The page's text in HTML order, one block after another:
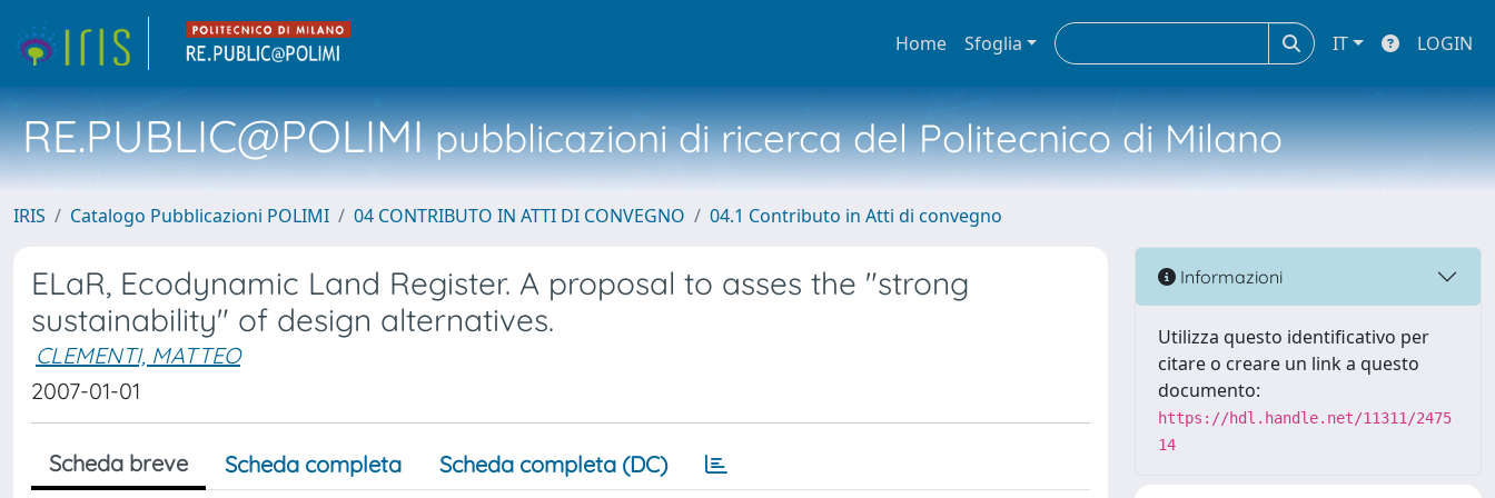
Home Sfoglia IT LOGIN
RE.PUBLIC@POLIMIpubblicazioni di ricerca del Politecnico di Milano
IRIS Catalogo Pubblicazioni POLIMI 04 CONTRIBUTO IN ATTI DI CONVEGNO 04.1 Contributo in Atti di convegno
ELaR, Ecodynamic Land Register. A proposal to asses the "strong
sustainability" of design alternatives.
CLEMENTI, MATTEO
2007-01-01
Scheda breve Scheda completa Scheda completa (DC)
Informazioni
Utilizza questo identificativo per
citare o creare un link a questo
documento:
https://hdl.handle.net/11311/2475
14